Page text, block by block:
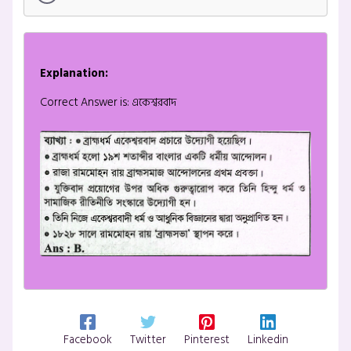
Explanation:
Correct Answer is: একেশ্বরবাদ
Facebook Twitter Pinterest Linkedin